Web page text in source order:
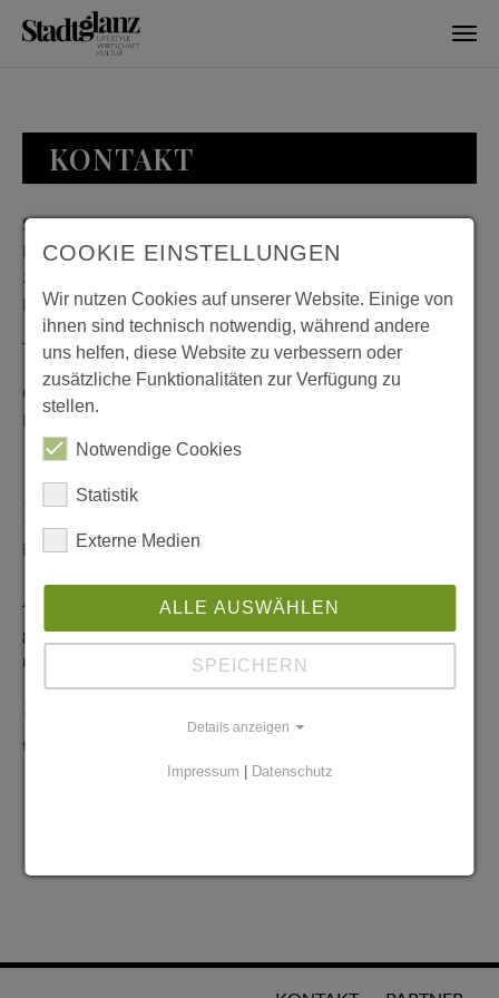
KONTAKT
Stadtglanz / mediaworld GmbH
Bankplatz 8
38100 Braunschweig
Deutschland
Telefon: 0531 482010-20
Geschäftszeiten: Montag bis Donnerstag 08:00 bis 18:00;
Freitag 08:00 bis 15:00
Redaktionelle Anfragen
info@stadtglanz.de
Anzeigen-Service
graen@mediaworldgmbh.deoder
meyer@mediaworldgmbh.de
tipps@stadtglanz.de
COOKIE EINSTELLUNGEN
Wir nutzen Cookies auf unserer Website. Einige von
ihnen sind technisch notwendig, während andere
uns helfen, diese Website zu verbessern oder
zusätzliche Funktionalitäten zur Verfügung zu
stellen.
Notwendige Cookies
Statistik
Externe Medien
ALLE AUSWÄHLEN
SPEICHERN
Details anzeigen
Impressum | Datenschutz